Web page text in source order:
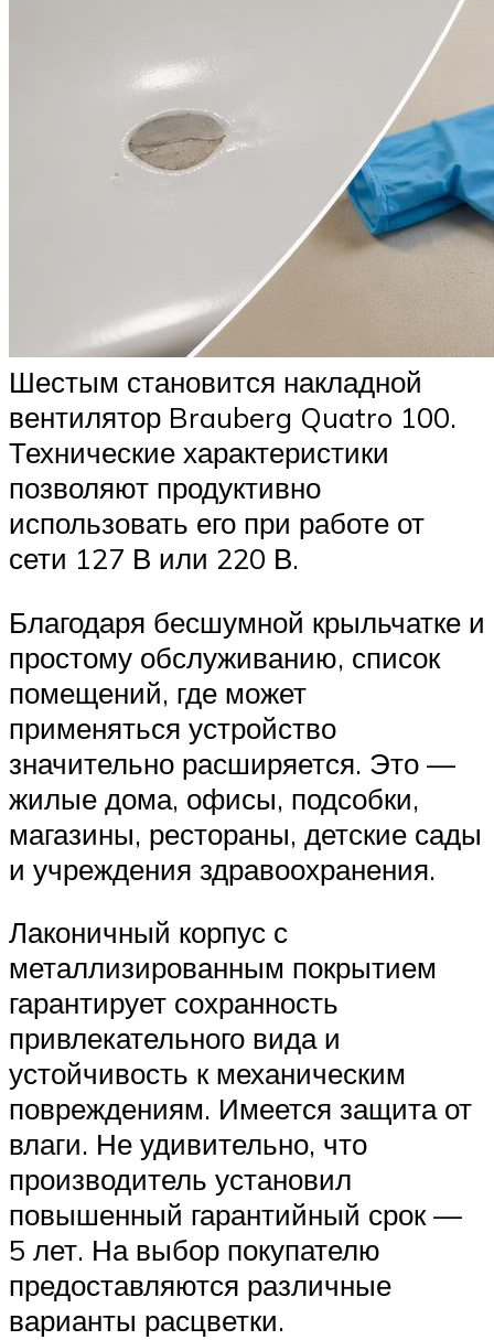
Шестым становится накладной
вентилятор Brauberg Quatro 100.
Технические характеристики
позволяют продуктивно
использовать его при работе от
сети 127 В или 220 В.
Благодаря бесшумной крыльчатке и
простому обслуживанию, список
помещений, где может
применяться устройство
значительно расширяется. Это —
жилые дома, офисы, подсобки,
магазины, рестораны, детские сады
и учреждения здравоохранения.
Лаконичный корпус с
металлизированным покрытием
гарантирует сохранность
привлекательного вида и
устойчивость к механическим
повреждениям. Имеется защита от
влаги. Не удивительно, что
производитель установил
повышенный гарантийный срок —
5 лет. На выбор покупателю
предоставляются различные
варианты расцветки.